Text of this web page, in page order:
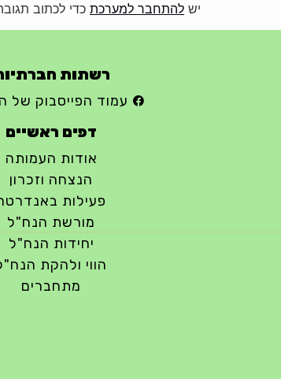
יש להתחבר למערכת כדי לכתוב
רשתות
עמוד הפייסבוק של
דפים ראשיים
אודות העמותה
הנצחה וזכרון
פעילות
מורשת הנח"ל
יחידות הנח"ל
הווי ולהקת
מתחברים